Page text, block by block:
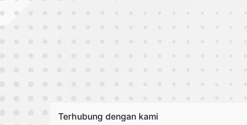
Terhubung dengan kami